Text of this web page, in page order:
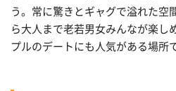
う。常に驚きとギャグで溢れた空
ら大人まで老若男女みんなが楽し
プルのデートにも人気がある場所